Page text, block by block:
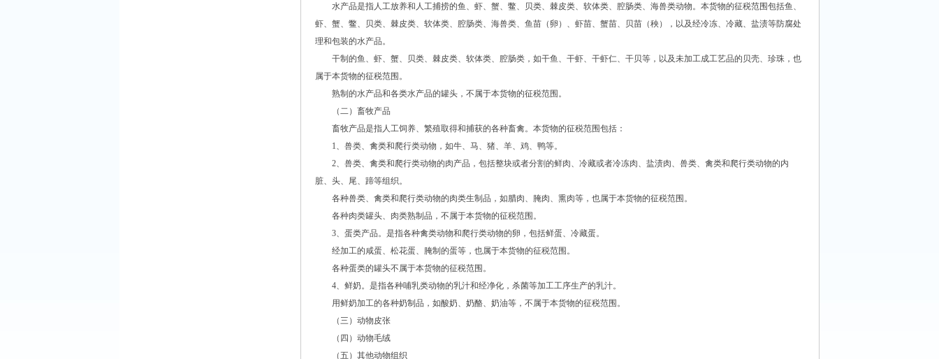
水产品是指人工放养和人工捕捞的鱼、虾、蟹、鳖、贝类、棘皮类、软体类、腔肠类、海兽类动物。本货物的征税范围包括鱼、
虾、蟹、鳖、贝类、棘皮类、软体类、腔肠类、海兽类、鱼苗（卵）、虾苗、蟹苗、贝苗（秧），以及经冷冻、冷藏、盐渍等防腐处
理和包装的水产品。
干制的鱼、虾、蟹、贝类、棘皮类、软体类、腔肠类，如干鱼、干虾、干虾仁、干贝等，以及未加工成工艺品的贝壳、珍珠，也
属于本货物的征税范围。
熟制的水产品和各类水产品的罐头，不属于本货物的征税范围。
（二）畜牧产品
畜牧产品是指人工饲养、繁殖取得和捕获的各种畜禽。本货物的征税范围包括：
1、兽类、禽类和爬行类动物，如牛、马、猪、羊、鸡、鸭等。
2、兽类、禽类和爬行类动物的肉产品，包括整块或者分割的鲜肉、冷藏或者冷冻肉、盐渍肉、兽类、禽类和爬行类动物的内
脏、头、尾、蹄等组织。
各种兽类、禽类和爬行类动物的肉类生制品，如腊肉、腌肉、熏肉等，也属于本货物的征税范围。
各种肉类罐头、肉类熟制品，不属于本货物的征税范围。
3、蛋类产品。是指各种禽类动物和爬行类动物的卵，包括鲜蛋、冷藏蛋。
经加工的咸蛋、松花蛋、腌制的蛋等，也属于本货物的征税范围。
各种蛋类的罐头不属于本货物的征税范围。
4、鲜奶。是指各种哺乳类动物的乳汁和经净化，杀菌等加工工序生产的乳汁。
用鲜奶加工的各种奶制品，如酸奶、奶酪、奶油等，不属于本货物的征税范围。
（三）动物皮张
（四）动物毛绒
（五）其他动物组织